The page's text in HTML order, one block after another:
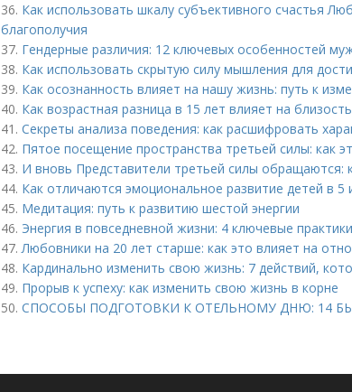
36. Как использовать шкалу субъективного счастья
благополучия
37. Гендерные различия: 12 ключевых особенностей
38. Как использовать скрытую силу мышления для
39. Как осознанность влияет на нашу жизнь: путь к
40. Как возрастная разница в 15 лет влияет на
41. Секреты анализа поведения: как расшифровать
42. Пятое посещение пространства третьей силы: как
43. И вновь Представители третьей силы обращаются:
44. Как отличаются эмоциональное развитие детей в 5
45. Медитация: путь к развитию шестой энергии
46. Энергия в повседневной жизни: 4 ключевые
47.Любовники на 20 лет старше: как это влияет на
48. Кардинально изменить свою жизнь: 7 действий,
49. Прорыв к успеху: как изменить свою жизнь в корне
50. СПОСОБЫ ПОДГОТОВКИ К ОТЕЛЬНОМУ ДНЮ: 14